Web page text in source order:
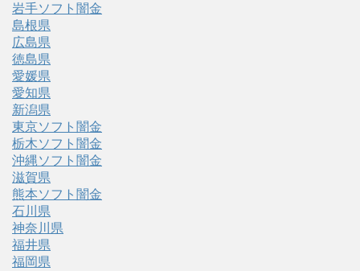
岩手ソフト闇金
島根県
広島県
徳島県
愛媛県
愛知県
新潟県
東京ソフト闇金
栃木ソフト闇金
沖縄ソフト闇金
滋賀県
熊本ソフト闇金
石川県
神奈川県
福井県
福岡県